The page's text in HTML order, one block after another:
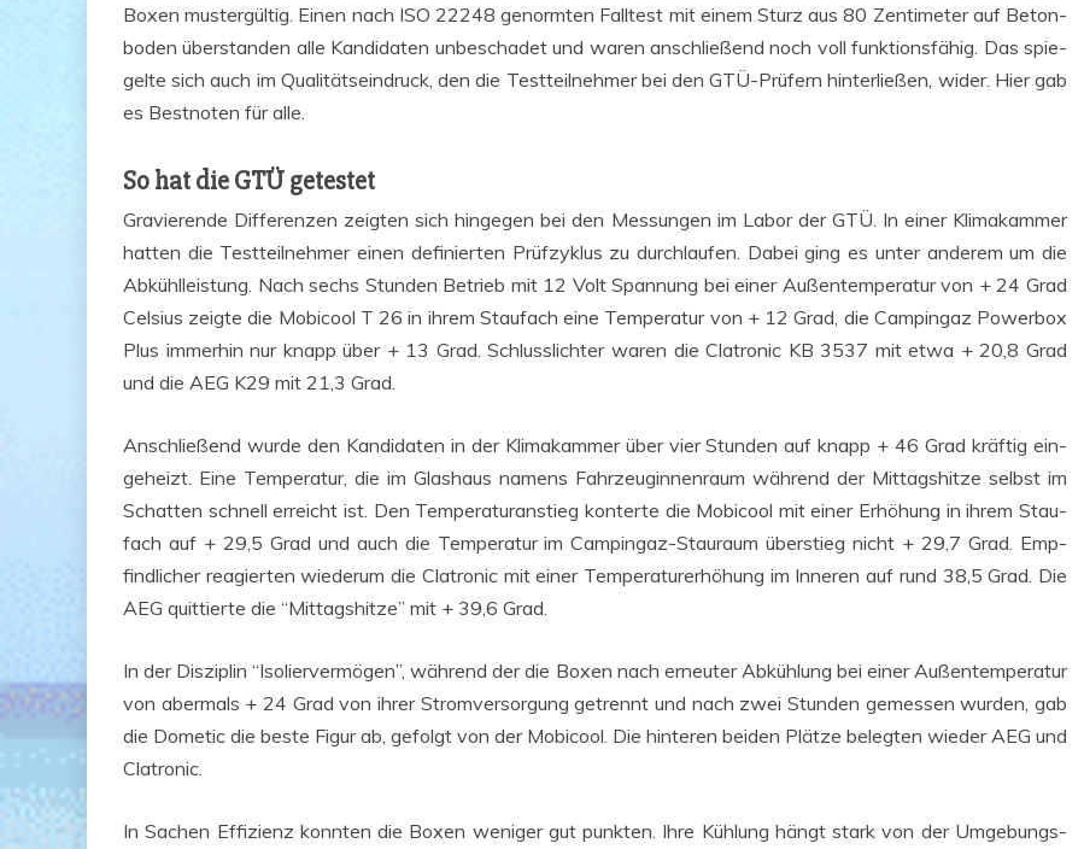
Boxen mus­ter­gül­tig. Einen nach ISO 22248 genorm­ten Fall­test mit einem Sturz aus 80 Zen­ti­me­ter auf Beton­
bo­den über­stan­den alle Kan­di­da­ten unbe­scha­det und waren anschlie­ßend noch voll funk­ti­ons­fä­hig. Das spie­
gel­te sich auch im Qua­li­täts­ein­druck, den die Test­teil­neh­mer bei den GTÜ-Prü­fern hin­ter­lie­ßen, wider. Hier gab
es Best­no­ten für alle.
So hat die GTÜ getestet
Gra­vie­ren­de Dif­fe­ren­zen zeig­ten sich hin­ge­gen bei den Mes­sun­gen im Labor der GTÜ. In einer Kli­ma­kam­mer
hat­ten die Test­teil­neh­mer einen defi­nier­ten Prüf­zy­klus zu durch­lau­fen. Dabei ging es unter ande­rem um die
Abkühl­leis­tung. Nach sechs Stun­den Betrieb mit 12 Volt Span­nung bei einer Außen­tem­pe­ra­tur von + 24 Grad
Cel­si­us zeig­te die Mobicool T 26 in ihrem Stau­fach eine Tem­pe­ra­tur von + 12 Grad, die Cam­pingaz Power­box
Plus immer­hin nur knapp über + 13 Grad. Schluss­lich­ter waren die Clatro­nic KB 3537 mit etwa + 20,8 Grad
und die AEG K29 mit 21,3 Grad.
Anschlie­ßend wur­de den Kan­di­da­ten in der Kli­ma­kam­mer über vier Stun­den auf knapp + 46 Grad kräf­tig ein­
ge­heizt. Eine Tem­pe­ra­tur, die im Glas­haus namens Fahr­zeug­innen­raum wäh­rend der Mit­tags­hit­ze selbst im
Schat­ten schnell erreicht ist. Den Tem­pe­ra­tur­an­stieg kon­ter­te die Mobicool mit einer Erhö­hung in ihrem Stau­
fach auf + 29,5 Grad und auch die Tem­pe­ra­tur im Cam­pingaz-Stau­raum über­stieg nicht + 29,7 Grad. Emp­
find­li­cher reagier­ten wie­der­um die Clatro­nic mit einer Tem­pe­ra­tur­er­hö­hung im Inne­ren auf rund 38,5 Grad. Die
AEG quit­tier­te die “Mit­tags­hit­ze” mit + 39,6 Grad.
In der Dis­zi­plin “Iso­lier­ver­mö­gen”, wäh­rend der die Boxen nach erneu­ter Abküh­lung bei einer Außen­tem­pe­ra­tur
von aber­mals + 24 Grad von ihrer Strom­ver­sor­gung getrennt und nach zwei Stun­den gemes­sen wur­den, gab
die Dome­tic die bes­te Figur ab, gefolgt von der Mobicool. Die hin­te­ren bei­den Plät­ze beleg­ten wie­der AEG und
Clatronic.
In Sachen Effi­zi­enz konn­ten die Boxen weni­ger gut punk­ten. Ihre Küh­lung hängt stark von der Umge­bungs­